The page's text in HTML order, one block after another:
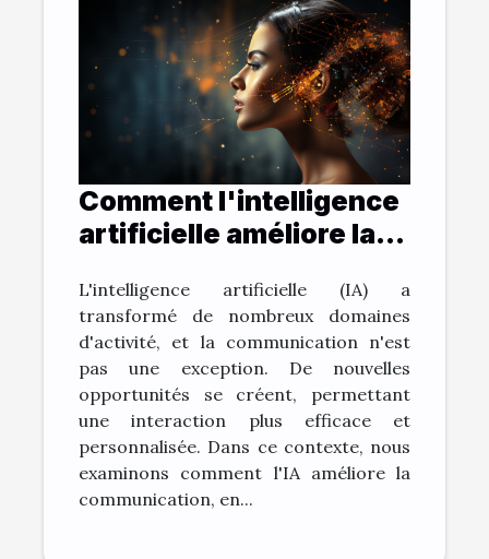
Comment l'intelligence
artificielle améliore la
de ChatGPT
L'intelligence artificielle (IA) a
transformé de nombreux domaines
d'activité, et la communication n'est
pas une exception. De nouvelles
opportunités se créent, permettant
une interaction plus efficace et
personnalisée. Dans ce contexte, nous
examinons comment l'IA améliore la
communication, en...